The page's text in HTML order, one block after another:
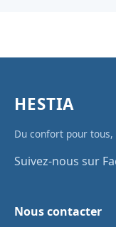
HESTIA
Du confort pour
Suivez-nous sur
Nous contacter